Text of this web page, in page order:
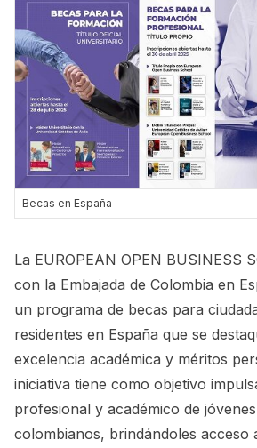
Becas en España
La EUROPEAN OPEN BUSINESS
con la Embajada de Colombia en
un programa de becas para
residentes en España que se
excelencia académica y méritos
iniciativa tiene como objetivo
profesional y académico de
colombianos, brindándoles acceso